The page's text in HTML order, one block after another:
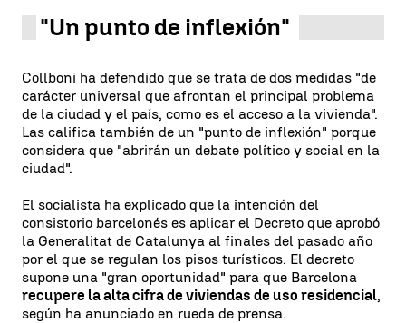
"Un punto de inflexión"
Collboni ha defendido que se trata de dos medidas "de
carácter universal que afrontan el principal problema
de la ciudad y el país, como es el acceso a la vivienda".
Las califica también de un "punto de inflexión" porque
considera que "abrirán un debate político y social en la
ciudad".
El socialista ha explicado que la intención del
consistorio barcelonés es aplicar el Decreto que aprobó
la Generalitat de Catalunya al finales del pasado año
por el que se regulan los pisos turísticos. El decreto
supone una "gran oportunidad" para que Barcelona
recupere la alta cifra de viviendas de uso residencial,
según ha anunciado en rueda de prensa.